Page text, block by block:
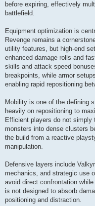
before expiring, effectively
battlefield.
Equipment optimization is
Revenge remains a
utility features, but high-end
enhanced damage rolls and
skills and attack speed
breakpoints, while armor
enabling rapid repositioning
Mobility is one of the defining
heavily on repositioning to
Efficient players do not simply
monsters into dense clusters
the build from a reactive
manipulation.
Defensive layers include
mechanics, and strategic use
avoid direct confrontation
is not designed to absorb
positioning and distraction.